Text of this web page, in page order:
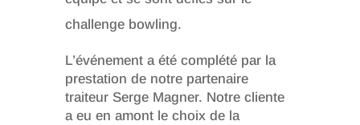
challenge bowling.
L’événement a été complété par la
prestation de notre partenaire
traiteur Serge Magner. Notre cliente
a eu en amont le choix de la